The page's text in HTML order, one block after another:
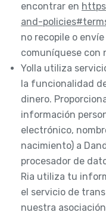
encontrar en
and-
no recopile o
comuníquese con
Yolla utiliza
la funcionalidad
dinero.
información
electrónico,
nacimiento) a
procesador de
Ria utiliza tu
el servicio de
nuestra